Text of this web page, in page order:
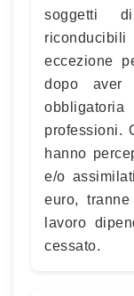
soggetti
eccezione
dopo
professioni.
hanno
e/o
euro,
lavoro
cessato.